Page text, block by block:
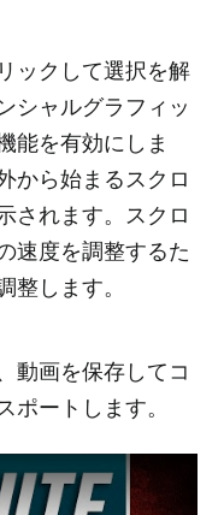
ックして選択を解
シャルグラフィッ
能を有効にしま
から始まるスクロ
されます。スクロ
速度を調整するた
整します。
動画を保存してコ
ポートします。